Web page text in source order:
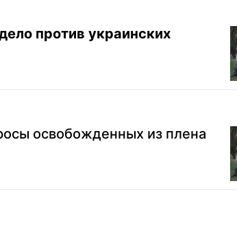
против украинских
освобожденных из плена